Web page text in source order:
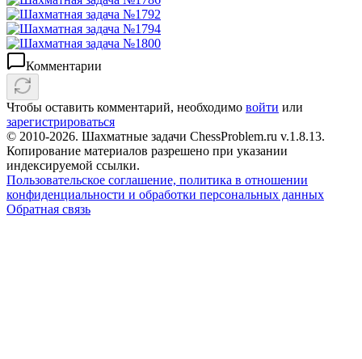
Комментарии
Чтобы оставить комментарий, необходимо войти или
зарегистрироваться
© 2010-2026. Шахматные задачи ChessProblem.ru v.1.8.13.
Копирование материалов разрешено при указании
индексируемой ссылки.
Пользовательское соглашение, политика в отношении
конфиденциальности и обработки персональных данных
Обратная связь